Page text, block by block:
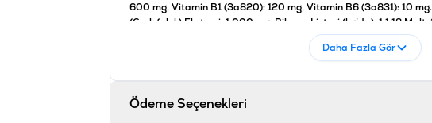
600 mg, Vitamin B1 (3a820): 120 mg, Vitamin B6 (3a831): 10
(Çarkıfelek) Ekstresi: 1.000 mg. Bileşen Listesi (kg’da): 1.1.18
Unu, Pürifiye Su, Aminoasitler, Vitaminler, Koruyucular, 13.1.7
Kediler için günde 2 gr. (=yaklaşık 4 cm) doğrudan tüpten veya
durumlarda 12 saat ara ile günde iki kez kullanılabilir. Oda
Daha Fazla Gör
Ödeme Seçenekleri